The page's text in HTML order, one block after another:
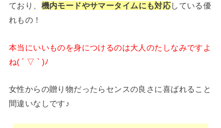
ており、 機内モードやサマータイムにも対応している優
れもの！
本当にいいものを身につけるのは大人のたしなみですよ
ね( ´ ▽ ` )ﾉ
女性からの贈り物だったらセンスの良さに喜ばれること
間違いなしです♪